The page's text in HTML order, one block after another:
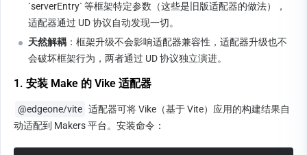
`serverEntry` 等框架特定参数（这些是旧版适配器的做法），
适配器通过 UD 协议自动发现一切。
天然解耦 ：框架升级不会影响适配器兼容性，适配器升级也不
会破坏框架行为，两者通过 UD 协议独立演进。
1. 安装 Make 的 Vike 适配器
@edgeone/vite 适配器可将 Vike（基于 Vite）应用的构建结果自
动适配到 Makers 平台。安装命令：